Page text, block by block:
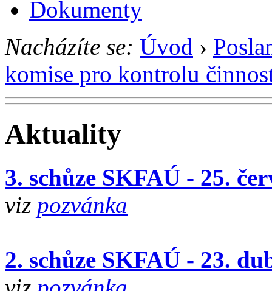
Dokumenty
Nacházíte se: Úvod ›
komise pro kontrolu
Aktuality
3. schůze SKFAÚ - 25.
viz pozvánka
2. schůze SKFAÚ - 23.